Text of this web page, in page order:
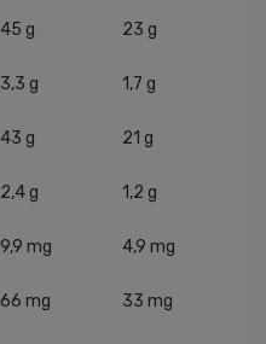
45 g 23 g
3,3 g 1,7 g
43 g 21 g
2,4 g 1,2 g
9,9 mg 4,9 mg
66 mg 33 mg